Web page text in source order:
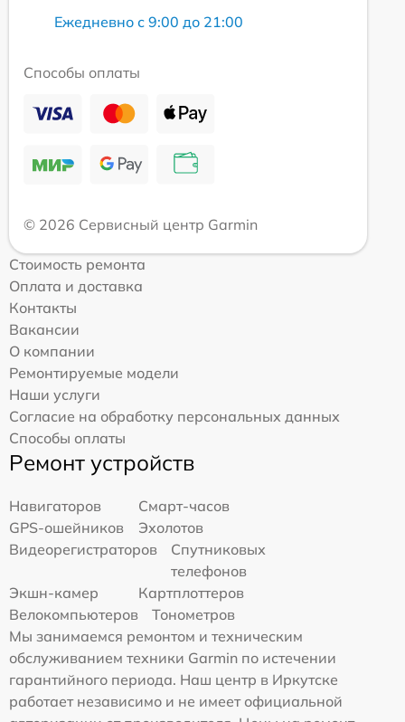
Ежедневно с 9:00 до 21:00
Способы оплаты
© 2026 Сервисный центр Garmin
Стоимость ремонта
Оплата и доставка
Контакты
Вакансии
О компании
Ремонтируемые модели
Наши услуги
Согласие на обработку персональных данных
Способы оплаты
Ремонт устройств
Навигаторов
Смарт-часов
GPS-ошейников
Эхолотов
Видеорегистраторов
Спутниковых
телефонов
Экшн-камер
Картплоттеров
Велокомпьютеров
Тонометров
Мы занимаемся ремонтом и техническим
обслуживанием техники Garmin по истечении
гарантийного периода. Наш центр в Иркутске
работает независимо и не имеет официальной